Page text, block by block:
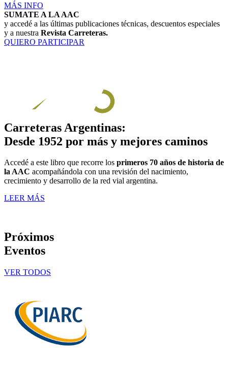
MÁS INFO
SUMATE A LA AAC
y accedé a las últimas publicaciones técnicas, descuentos especiales
y a nuestra Revista Carreteras.
QUIERO PARTICIPAR
Carreteras Argentinas:
Desde 1952 por más y mejores caminos
Accedé a este libro que recorre los primeros 70 años de historia de
la AAC acompañándola con una revisión del nacimiento,
crecimiento y desarrollo de la red vial argentina.
LEER MÁS
Próximos
Eventos
VER TODOS